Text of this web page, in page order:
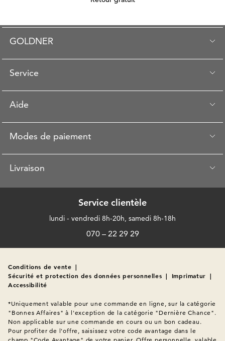
GOLDNER
Service
Aide
Modes de paiement
Livraison
Service clientèle
lundi - vendredi 8h-20h, samedi 8h-18h
070 – 22 29 29
Conditions de vente |
Sécurité et protection des données personnelles | Imprimatur |
Accessibilité
*Uniquement valable pour une commande en ligne, sur la catégorie
"Bonnes Affaires" à l'exception de la catégorie "Dernière Chance".
Non applicable sur une commande en cours ou un bon cadeau.
Pour profiter de l'offre, saisissez votre code avantage dans le